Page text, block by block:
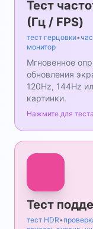
Тест
(Гц / FPS)
тест герцовки•
монитор
Мгновенное
обновления
120Hz, 144Hz
картинки.
Нажмите для теста
Тест
тест HDR•